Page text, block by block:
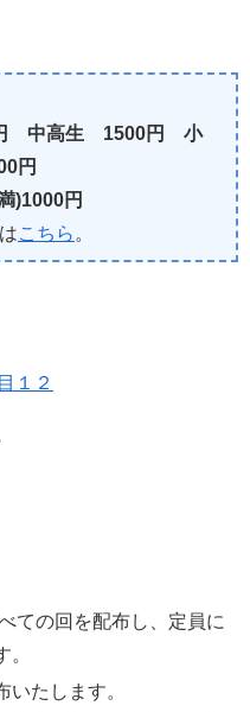
円 中高生 1500円 小
円
)1000円
こちら 。
１２
ての回を配布し、定員に
たします。